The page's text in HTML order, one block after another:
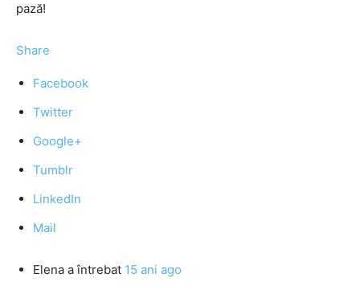
pază!
Share
Facebook
Twitter
Google+
Tumblr
LinkedIn
Mail
Elena a întrebat 15 ani ago